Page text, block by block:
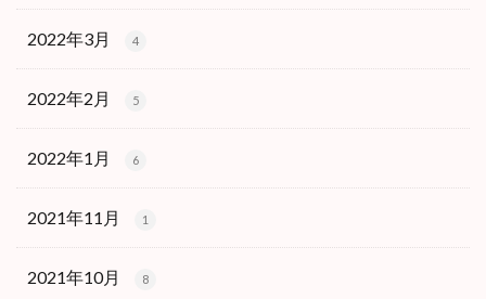
2022年3月 4
2022年2月 5
2022年1月 6
2021年11月 1
2021年10月 8